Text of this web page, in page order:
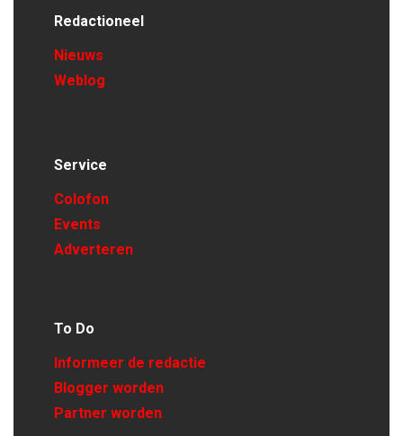
Redactioneel
Nieuws
Weblog
Service
Colofon
Events
Adverteren
To Do
Informeer de redactie
Blogger worden
Partner worden